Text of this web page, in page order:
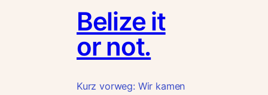
Belize it
or not.
Kurz vorweg: Wir kamen